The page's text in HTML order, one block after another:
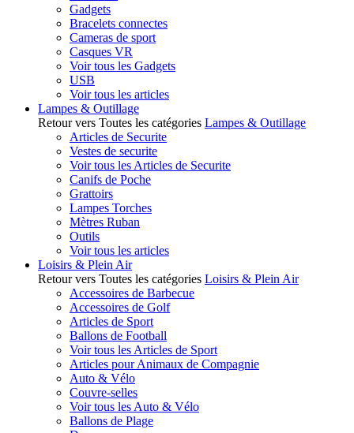
Gadgets
Bracelets connectes
Cameras de sport
Casques VR
Voir tous les Gadgets
USB
Voir tous les articles
Lampes & Outillage
Retour vers Toutes les catégories Lampes & Outillage
Articles de Securite
Vestes de securite
Voir tous les Articles de Securite
Canifs de Poche
Grattoirs
Lampes Torches
Mètres Ruban
Outils
Voir tous les articles
Loisirs & Plein Air
Retour vers Toutes les catégories Loisirs & Plein Air
Accessoires de Barbecue
Accessoires de Golf
Articles de Sport
Ballons de Football
Voir tous les Articles de Sport
Articles pour Animaux de Compagnie
Auto & Vélo
Couvre-selles
Voir tous les Auto & Vélo
Ballons de Plage